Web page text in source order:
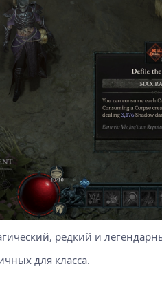
редкий и
для класса.